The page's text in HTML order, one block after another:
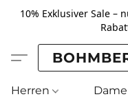
10% Exklusiver Sale –
Herren